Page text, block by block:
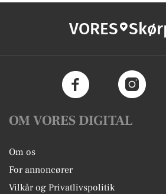
VORES
OM VORES DIGITAL
Om os
For annoncører
Vilkår og Privatlivspolitik